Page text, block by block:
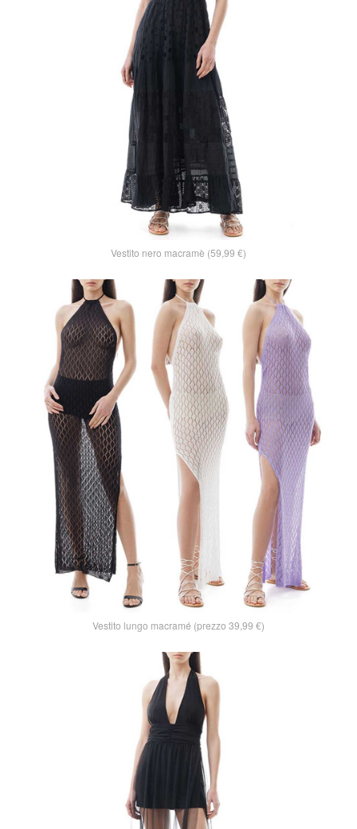
Vestito nero macramè (59,99 €)
Vestito lungo macramé (prezzo 39,99 €)